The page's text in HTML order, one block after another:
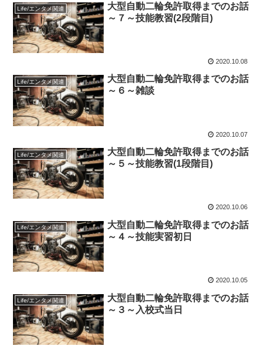
Life/エンタメ関連
大型自動二輪免許取得までのお話
～７～技能教習(2段階目)
2020.10.08
Life/エンタメ関連
大型自動二輪免許取得までのお話
～６～雑談
2020.10.07
Life/エンタメ関連
大型自動二輪免許取得までのお話
～５～技能教習(1段階目)
2020.10.06
Life/エンタメ関連
大型自動二輪免許取得までのお話
～４～技能実習初日
2020.10.05
Life/エンタメ関連
大型自動二輪免許取得までのお話
～３～入校式当日